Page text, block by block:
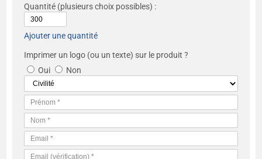
Quantité (plusieurs choix possibles) :
Ajouter une quantité
Imprimer un logo (ou un texte) sur le produit ?
Oui
Non